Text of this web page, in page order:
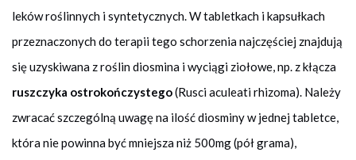
leków roślinnych i syntetycznych. W tabletkach i kapsułkach
przeznaczonych do terapii tego schorzenia najczęściej znajdują
się uzyskiwana z roślin diosmina i wyciągi ziołowe, np. z kłącza
ruszczyka ostrokończystego(Rusci aculeati rhizoma). Należy
zwracać szczególną uwagę na ilość diosminy w jednej tabletce,
która nie powinna być mniejsza niż 500mg (pół grama),